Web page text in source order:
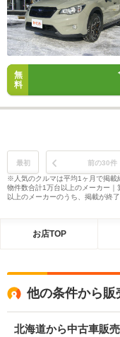
無
料
最初 前の30件
※人気のクルマは平均1ヶ月で掲載
物件数合計1万台以上のメーカー
以上のメーカーのうち、掲載が終
お店TOP
他の条件から販
北海道から中古車販